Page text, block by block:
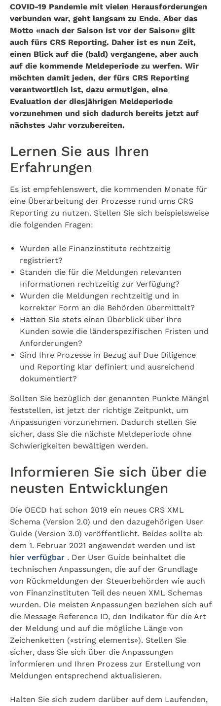
COVID-19 Pandemie mit vielen Herausforderungen
verbunden war, geht langsam zu Ende. Aber das
Motto «nach der Saison ist vor der Saison» gilt
auch fürs CRS Reporting. Daher ist es nun Zeit,
einen Blick auf die (bald) vergangene, aber auch
auf die kommende Meldeperiode zu werfen. Wir
möchten damit jeden, der fürs CRS Reporting
verantwortlich ist, dazu ermutigen, eine
Evaluation der diesjährigen Meldeperiode
vorzunehmen und sich dadurch bereits jetzt auf
nächstes Jahr vorzubereiten.
Lernen Sie aus Ihren
Erfahrungen
Es ist empfehlenswert, die kommenden Monate für
eine Überarbeitung der Prozesse rund ums CRS
Reporting zu nutzen. Stellen Sie sich beispielsweise
die folgenden Fragen:
Wurden alle Finanzinstitute rechtzeitig
registriert?
Standen die für die Meldungen relevanten
Informationen rechtzeitig zur Verfügung?
Wurden die Meldungen rechtzeitig und in
korrekter Form an die Behörden übermittelt?
Hatten Sie stets einen Überblick über Ihre
Kunden sowie die länderspezifischen Fristen und
Anforderungen?
Sind Ihre Prozesse in Bezug auf Due Diligence
und Reporting klar definiert und ausreichend
dokumentiert?
Sollten Sie bezüglich der genannten Punkte Mängel
feststellen, ist jetzt der richtige Zeitpunkt, um
Anpassungen vorzunehmen. Dadurch stellen Sie
sicher, dass Sie die nächste Meldeperiode ohne
Schwierigkeiten bewältigen werden.
Informieren Sie sich über die
neusten Entwicklungen
Die OECD hat schon 2019 ein neues CRS XML
Schema (Version 2.0) und den dazugehörigen User
Guide (Version 3.0) veröffentlicht. Beides sollte ab
dem 1. Februar 2021 angewendet werden und ist
hier verfügbar . Der User Guide beinhaltet die
technischen Anpassungen, die auf der Grundlage
von Rückmeldungen der Steuerbehörden wie auch
von Finanzinstituten Teil des neuen XML Schemas
wurden. Die meisten Anpassungen beziehen sich auf
die Message Reference ID, den Indikator für die Art
der Meldung und auf die mögliche Länge von
Zeichenketten («string elements»). Stellen Sie
sicher, dass Sie sich über die Anpassungen
informieren und Ihren Prozess zur Erstellung von
Meldungen entsprechend aktualisieren.
Halten Sie sich zudem darüber auf dem Laufenden,